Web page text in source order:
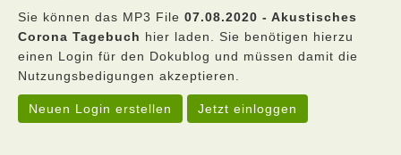
Sie können das MP3 File 07.08.2020 - Akustisches
Corona Tagebuch hier laden. Sie benötigen hierzu
einen Login für den Dokublog und müssen damit die
Nutzungsbedigungen akzeptieren.
Neuen Login erstellen Jetzt einloggen